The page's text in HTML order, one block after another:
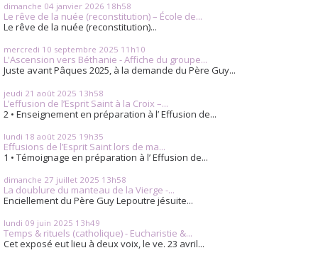
dimanche 04 janvier 2026 18h58
Le rêve de la nuée (reconstitution) – École de...
Le rêve de la nuée (reconstitution)...
mercredi 10 septembre 2025 11h10
L'Ascension vers Béthanie - Affiche du groupe...
Juste avant Pâques 2025, à la demande du Père Guy...
jeudi 21 août 2025 13h58
L’effusion de l’Esprit Saint à la Croix –...
2 • Enseignement en préparation à l’ Effusion de...
lundi 18 août 2025 19h35
Effusions de l’Esprit Saint lors de ma...
1 • Témoignage en préparation à l’ Effusion de...
dimanche 27 juillet 2025 13h58
La doublure du manteau de la Vierge -...
Enciellement du Père Guy Lepoutre jésuite...
lundi 09 juin 2025 13h49
Temps & rituels (catholique) - Eucharistie &...
Cet exposé eut lieu à deux voix, le ve. 23 avril...